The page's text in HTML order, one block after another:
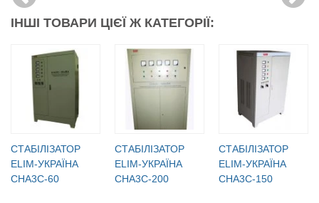
ІНШІ ТОВАРИ ЦІЄЇ Ж КАТЕГОРІЇ:
СТАБІЛІЗАТОР
ELIM-УКРАЇНА
СНА3С-60
СТАБІЛІЗАТОР
ELIM-УКРАЇНА
СНА3С-200
СТАБІЛІЗАТОР
ELIM-УКРАЇНА
СНА3С-150